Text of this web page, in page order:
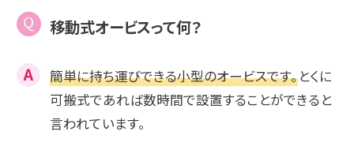
移動式オービスって何？
簡単に持ち運びできる小型のオービスです。とくに
可搬式であれば数時間で設置することができると
言われています。